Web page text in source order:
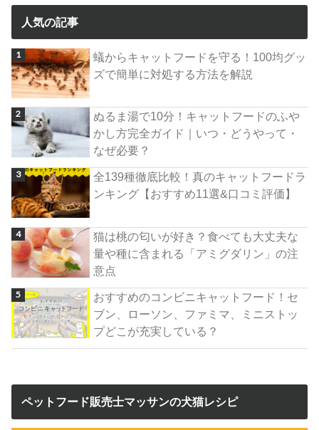
人気の記事
蟻からキャットフードを守る！100均グッ
ズで簡単に対処する方法を解説
ぬるま湯で10分！キャットフードのふや
かし方完全ガイド｜いつ・どうやって・
なぜ必要？
全139種徹底比較！真のキャットフードラ
ンキング【おすすめ11選&口コミ評価】
猫は桃の匂いが好き？食べても大丈夫な
量や種に含まれる「アミグダリン」の注
意点
おすすめのコンビニキャットフード！セ
ブン、ローソン、ファミマ、ミニストッ
プどこが充実している？
ペットフード販売士マッサンの犬猫レシピ